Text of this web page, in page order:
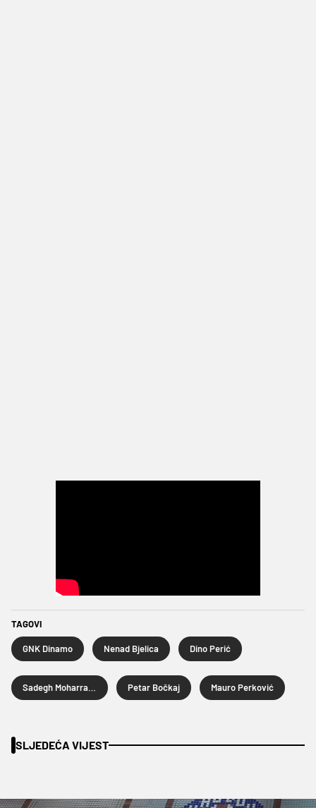
TAGOVI
GNK Dinamo Nenad Bjelica Dino Perić
Petar Bočkaj Mauro Perković
SLJEDEĆA VIJEST